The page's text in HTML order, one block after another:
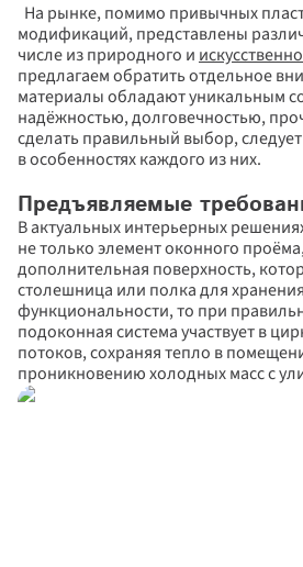
На рынке, помимо привычных
модификаций, представлены
числе из природного и
предлагаем обратить отдельное
материалы обладают уникальным
надёжностью, долговечностью,
сделать правильный выбор,
в особенностях каждого из них.
Предъявляемые
В актуальных интерьерных
не только элемент оконного
дополнительная поверхность,
столешница или полка для
функциональности, то при
подоконная система участвует в
потоков, сохраняя тепло в
проникновению холодных масс с